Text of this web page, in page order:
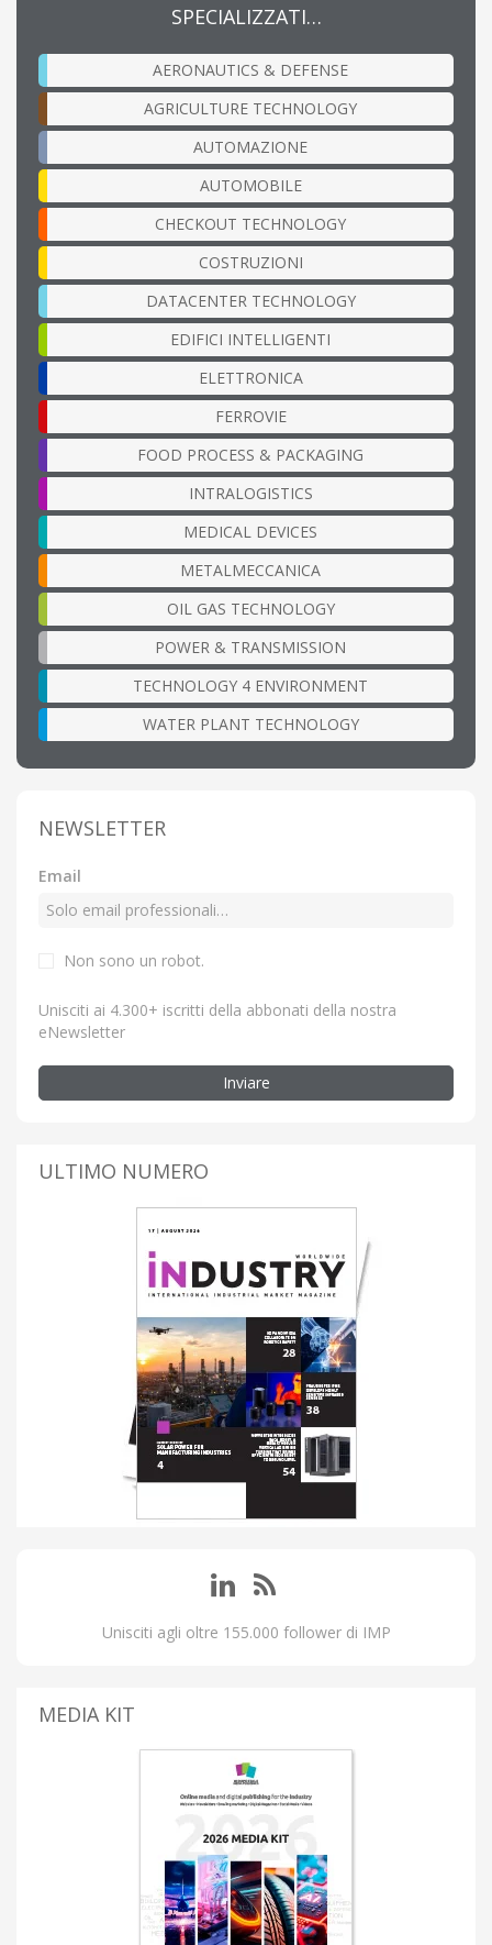
SPECIALIZZATI…
AERONAUTICS & DEFENSE
AGRICULTURE TECHNOLOGY
AUTOMAZIONE
AUTOMOBILE
CHECKOUT TECHNOLOGY
COSTRUZIONI
DATACENTER TECHNOLOGY
EDIFICI INTELLIGENTI
ELETTRONICA
FERROVIE
FOOD PROCESS & PACKAGING
INTRALOGISTICS
MEDICAL DEVICES
METALMECCANICA
OIL GAS TECHNOLOGY
POWER & TRANSMISSION
TECHNOLOGY 4 ENVIRONMENT
WATER PLANT TECHNOLOGY
NEWSLETTER
Email
Non sono un robot.
Unisciti ai 4.300+ iscritti della abbonati della nostra
eNewsletter
Inviare
ULTIMO NUMERO
Unisciti agli oltre 155.000 follower di IMP
MEDIA KIT